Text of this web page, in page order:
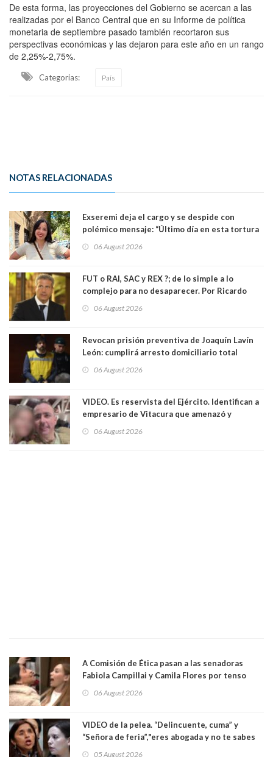
De esta forma, las proyecciones del Gobierno se acercan a las
realizadas por el Banco Central que en su Informe de política
monetaria de septiembre pasado también recortaron sus
perspectivas económicas y las dejaron para este año en un rango
de 2,25%-2,75%.
Categorias: País
NOTAS RELACIONADAS
Exseremi deja el cargo y se despide con
polémico mensaje: “Último día en esta tortura
06 August 2026
FUT o RAI, SAC y REX ?; de lo simple a lo
complejo para no desaparecer. Por Ricardo
06 August 2026
Revocan prisión preventiva de Joaquín Lavín
León: cumplirá arresto domiciliario total
06 August 2026
VIDEO. Es reservista del Ejército. Identifican a
empresario de Vitacura que amenazó y
al "ring raja". Se trata de Andrés Arrieta y la
06 August 2026
A Comisión de Ética pasan a las senadoras
Fabiola Campillai y Camila Flores por tenso
06 August 2026
VIDEO de la pelea. “Delincuente, cuma” y
“Señora de feria”,"eres abogada y no te sabes
05 August 2026